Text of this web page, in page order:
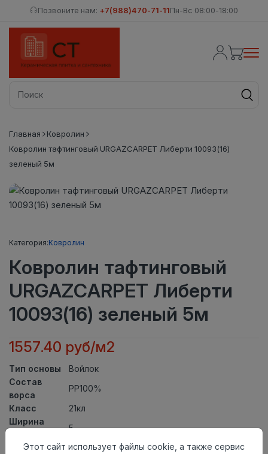
Позвоните нам: +7(988)470-71-11Пн-Вс 08:00-18:00
Главная
Ковролин
Ковролин тафтинговый URGAZCARPET Либерти 10093(16)
зеленый 5м
Категория:Ковролин
Ковролин тафтинговый
URGAZCARPET Либерти
10093(16) зеленый 5м
1557.40 руб/м2
Тип основы
Войлок
Состав
ворса
PP100%
Класс
21кл
Ширина
5
АктуальностьАктуален
Этот сайт использует файлы cookie, а также сервис